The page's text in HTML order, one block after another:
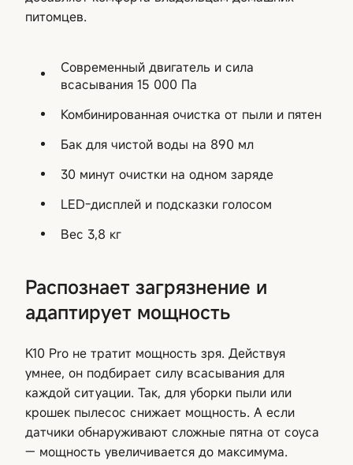
питомцев.
Современный двигатель и сила
всасывания 15 000 Па
Комбинированная очистка от пыли и пятен
Бак для чистой воды на 890 мл
30 минут очистки на одном заряде
LED-дисплей и подсказки голосом
Вес 3,8 кг
Распознает загрязнение и
адаптирует мощность
K10 Pro не тратит мощность зря. Действуя
умнее, он подбирает силу всасывания для
каждой ситуации. Так, для уборки пыли или
крошек пылесос снижает мощность. А если
датчики обнаруживают сложные пятна от соуса
— мощность увеличивается до максимума.